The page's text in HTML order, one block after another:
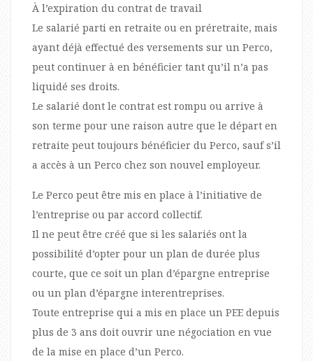
À l’expiration du contrat de travail
Le salarié parti en retraite ou en préretraite, mais
ayant déjà effectué des versements sur un Perco,
peut continuer à en bénéficier tant qu’il n’a pas
liquidé ses droits.
Le salarié dont le contrat est rompu ou arrive à
son terme pour une raison autre que le départ en
retraite peut toujours bénéficier du Perco, sauf s’il
a accès à un Perco chez son nouvel employeur.
Le Perco peut être mis en place à l’initiative de
l’entreprise ou par accord collectif.
Il ne peut être créé que si les salariés ont la
possibilité d’opter pour un plan de durée plus
courte, que ce soit un plan d’épargne entreprise
ou un plan d’épargne interentreprises.
Toute entreprise qui a mis en place un PEE depuis
plus de 3 ans doit ouvrir une négociation en vue
de la mise en place d’un Perco.